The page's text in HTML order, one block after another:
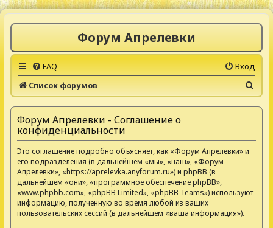
Форум Апрелевки
FAQ
Вход
Список форумов
о
Форум Апрелевки - Соглашение о
конфиденциальности
Это соглашение подробно объясняет, как «Форум Апрелевки» и
его подразделения (в дальнейшем «мы», «наш», «Форум
Апрелевки», «https://aprelevka.anyforum.ru») и phpBB (в
дальнейшем «они», «программное обеспечение phpBB»,
«www.phpbb.com», «phpBB Limited», «phpBB Teams») используют
информацию, полученную во время любой из ваших
пользовательских сессий (в дальнейшем «ваша информация»).